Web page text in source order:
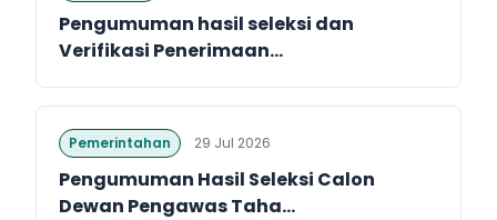
Pengumuman hasil seleksi dan
Verifikasi Penerimaan...
Pemerintahan 29 Jul 2026
Pengumuman Hasil Seleksi Calon
Dewan Pengawas Taha...